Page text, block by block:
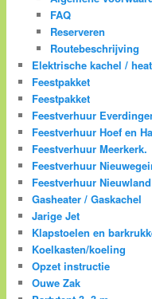
FAQ
Reserveren
Routebeschrijving
Elektrische kachel /
Feestpakket
Feestpakket
Feestverhuur
Feestverhuur Hoef en
Feestverhuur Meerkerk.
Feestverhuur
Feestverhuur Nieuwland
Gasheater / Gaskachel
Jarige Jet
Klapstoelen en
Koelkasten/koeling
Opzet instructie
Ouwe Zak